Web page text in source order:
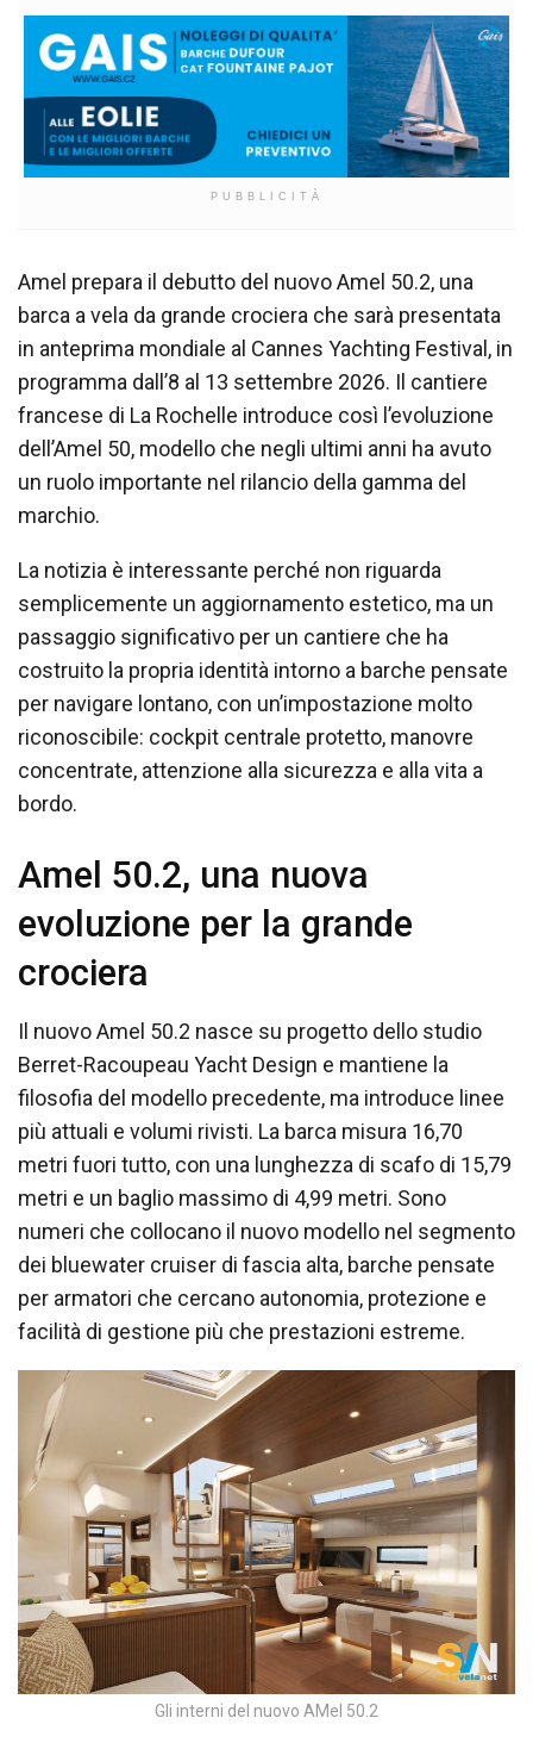
PUBBLICITÀ
Amel prepara il debutto del nuovo Amel 50.2, una
barca a vela da grande crociera che sarà presentata
in anteprima mondiale al Cannes Yachting Festival, in
programma dall’8 al 13 settembre 2026. Il cantiere
francese di La Rochelle introduce così l’evoluzione
dell’Amel 50, modello che negli ultimi anni ha avuto
un ruolo importante nel rilancio della gamma del
marchio.
La notizia è interessante perché non riguarda
semplicemente un aggiornamento estetico, ma un
passaggio significativo per un cantiere che ha
costruito la propria identità intorno a barche pensate
per navigare lontano, con un’impostazione molto
riconoscibile: cockpit centrale protetto, manovre
concentrate, attenzione alla sicurezza e alla vita a
bordo.
Amel 50.2, una nuova
evoluzione per la grande
crociera
Il nuovo Amel 50.2 nasce su progetto dello studio
Berret-Racoupeau Yacht Design e mantiene la
filosofia del modello precedente, ma introduce linee
più attuali e volumi rivisti. La barca misura 16,70
metri fuori tutto, con una lunghezza di scafo di 15,79
metri e un baglio massimo di 4,99 metri. Sono
numeri che collocano il nuovo modello nel segmento
dei bluewater cruiser di fascia alta, barche pensate
per armatori che cercano autonomia, protezione e
facilità di gestione più che prestazioni estreme.
Gli interni del nuovo AMel 50.2